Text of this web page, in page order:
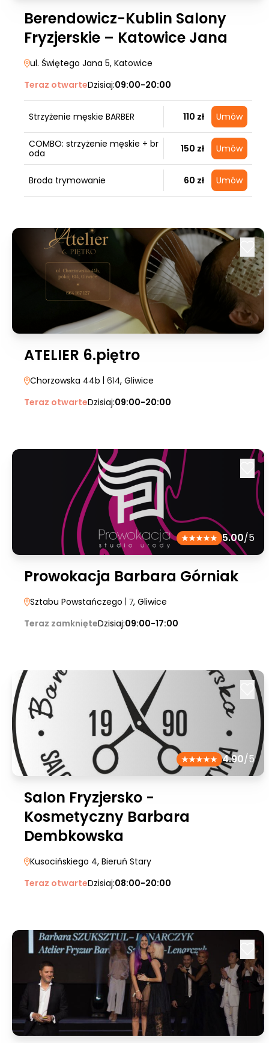
Berendowicz-Kublin Salony
Fryzjerskie – Katowice Jana
ul. Świętego Jana 5, Katowice
Teraz otwarteDzisiaj:09:00-20:00
Strzyżenie męskie BARBER 110 zł Umów
COMBO: strzyżenie męskie + br
oda
150 zł Umów
Broda trymowanie 60 zł Umów
ATELIER 6.piętro
Chorzowska 44b | 614, Gliwice
Teraz otwarteDzisiaj:09:00-20:00
5.00/5
Prowokacja Barbara Górniak
Sztabu Powstańczego | 7, Gliwice
Teraz zamknięteDzisiaj:09:00-17:00
4.90/5
Salon Fryzjersko -
Kosmetyczny Barbara
Dembkowska
Kusocińskiego 4, Bieruń Stary
Teraz otwarteDzisiaj:08:00-20:00